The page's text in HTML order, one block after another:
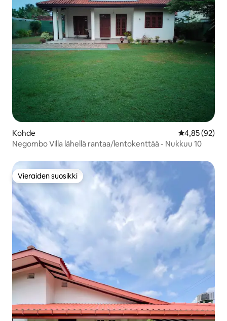
Kohde
4,85 (92)
Negombo Villa lähellä rantaa/lentokenttää - Nukkuu 10
Vieraiden suosikki
Vieraiden suosikki